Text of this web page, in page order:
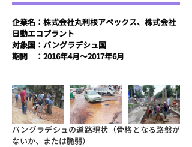
企業名：株式会社丸利根アペックス、株式会社
日動エコプラント
対象国：バングラデシュ国
​期間　：2016年4月～2017年6月
バングラデシュの道路現状（骨格となる路盤が
ないか、または脆弱）